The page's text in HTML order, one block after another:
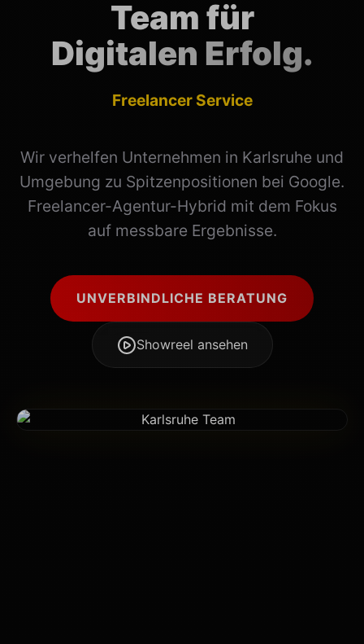
Team für
Digitalen Erfolg.
Wir verhelfen Unternehmen in Karlsruhe und
Umgebung zu Spitzenpositionen bei Google.
Freelancer-Agentur-Hybrid mit dem Fokus
auf messbare Ergebnisse.
UNVERBINDLICHE BERATUNG
Showreel ansehen